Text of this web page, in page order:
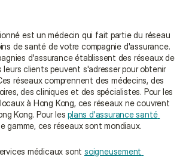
est un médecin qui fait partie du réseau
de santé de votre compagnie d'assurance.
d'assurance établissent des réseaux de
clients peuvent s'adresser pour obtenir
réseaux comprennent des médecins, des
des cliniques et des spécialistes. Pour les
à Hong Kong, ces réseaux ne couvrent
Kong. Pour les plans d'assurance santé
gamme, ces réseaux sont mondiaux.
médicaux sont soigneusement